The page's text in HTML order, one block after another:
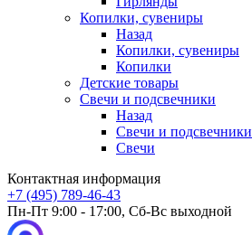
Копилки, сувениры
Назад
Копилки, сувениры
Копилки
Детские товары
Свечи и подсвечники
Назад
Свечи и подсвечники
Свечи
Контактная информация
+7 (495) 789-46-43
Пн-Пт 9:00 - 17:00, Сб-Вс выходной